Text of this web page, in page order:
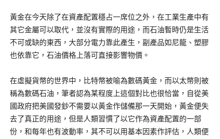
黃金在今天除了在資產配置穩占一席位之外，在工業生產中有
其它金屬可以取代，並沒有實際的用途，而石油暫時仍是生活
不可或缺的東西，大部分電力靠此產生，副產品如尼龍、塑膠
也依靠它，石油價格上落可直接影響物價。
在虛擬貨幣的世界中，比特幣被喻為數碼黃金，而以太幣則被
稱為數碼石油，筆者認為某程度上這個對比也很恰當，自從美
國政府把美國發鈔不需要以黃金作儲備那一天開始，黃金便失
去了真正的用途，但是人類習慣了以它作為資產配置的一部
份，和每年也有波動率，其不可以用基本因素作評估，人類便